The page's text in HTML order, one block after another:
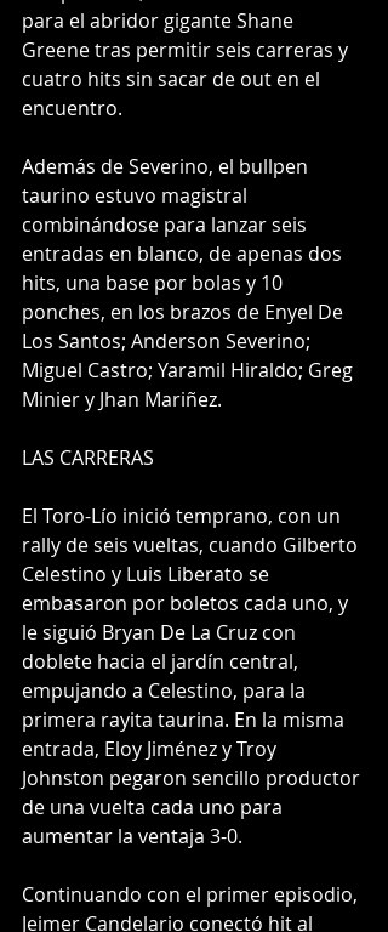
para el abridor gigante Shane
Greene tras permitir seis carreras y
cuatro hits sin sacar de out en el
encuentro.
Además de Severino, el bullpen
taurino estuvo magistral
combinándose para lanzar seis
entradas en blanco, de apenas dos
hits, una base por bolas y 10
ponches, en los brazos de Enyel De
Los Santos; Anderson Severino;
Miguel Castro; Yaramil Hiraldo; Greg
Minier y Jhan Mariñez.
LAS CARRERAS
El Toro-Lío inició temprano, con un
rally de seis vueltas, cuando Gilberto
Celestino y Luis Liberato se
embasaron por boletos cada uno, y
le siguió Bryan De La Cruz con
doblete hacia el jardín central,
empujando a Celestino, para la
primera rayita taurina. En la misma
entrada, Eloy Jiménez y Troy
Johnston pegaron sencillo productor
de una vuelta cada uno para
aumentar la ventaja 3-0.
Continuando con el primer episodio,
Jeimer Candelario conectó hit al